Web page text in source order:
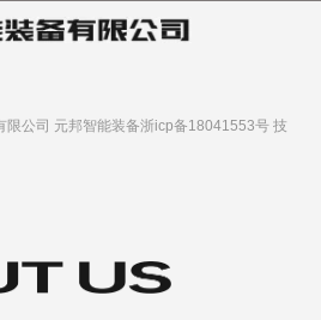
限公司 元邦智能装备浙icp备18041553号 技